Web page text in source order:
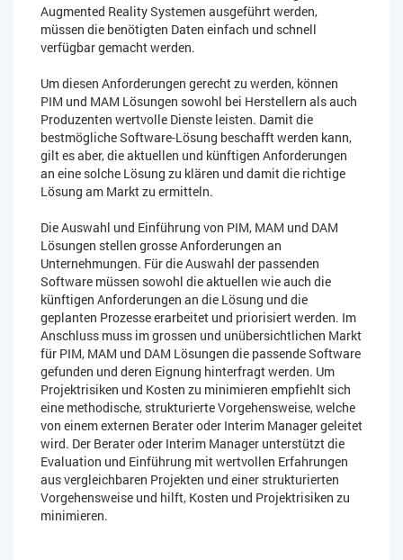
Augmented Reality Systemen ausgeführt werden,
müssen die benötigten Daten einfach und schnell
verfügbar gemacht werden.
Um diesen Anforderungen gerecht zu werden, können
PIM und MAM Lösungen sowohl bei Herstellern als auch
Produzenten wertvolle Dienste leisten. Damit die
bestmögliche Software-Lösung beschafft werden kann,
gilt es aber, die aktuellen und künftigen Anforderungen
an eine solche Lösung zu klären und damit die richtige
Lösung am Markt zu ermitteln.
Die Auswahl und Einführung von PIM, MAM und DAM
Lösungen stellen grosse Anforderungen an
Unternehmungen. Für die Auswahl der passenden
Software müssen sowohl die aktuellen wie auch die
künftigen Anforderungen an die Lösung und die
geplanten Prozesse erarbeitet und priorisiert werden. Im
Anschluss muss im grossen und unübersichtlichen Markt
für PIM, MAM und DAM Lösungen die passende Software
gefunden und deren Eignung hinterfragt werden. Um
Projektrisiken und Kosten zu minimieren empfiehlt sich
eine methodische, strukturierte Vorgehensweise, welche
von einem externen Berater oder Interim Manager geleitet
wird. Der Berater oder Interim Manager unterstützt die
Evaluation und Einführung mit wertvollen Erfahrungen
aus vergleichbaren Projekten und einer strukturierten
Vorgehensweise und hilft, Kosten und Projektrisiken zu
minimieren.